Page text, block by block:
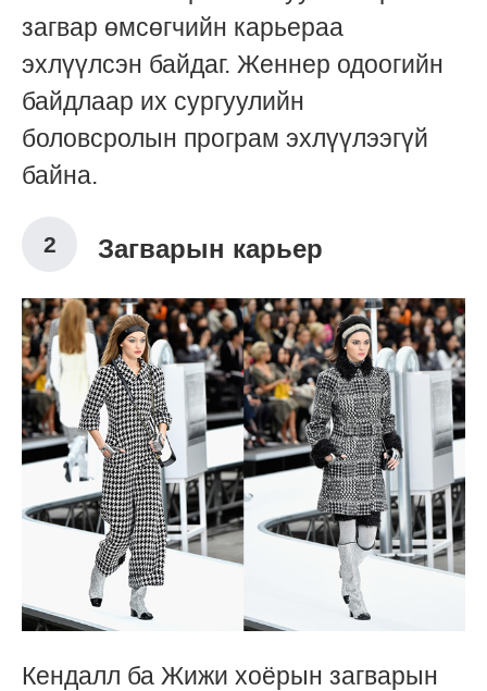
загвар өмсөгчийн карьераа
эхлүүлсэн байдаг. Женнер одоогийн
байдлаар их сургуулийн
боловсролын програм эхлүүлээгүй
байна.
Загварын карьер
Кендалл ба Жижи хоёрын загварын